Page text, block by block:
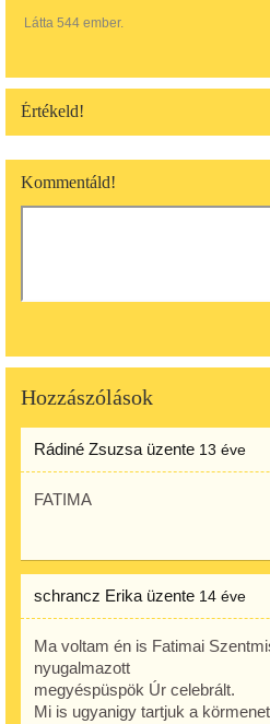
Látta 544 ember.
Értékeld!
Kommentáld!
Hozzászólások
Rádiné Zsuzsa üzente 13 éve
FATIMA
schrancz Erika üzente 14 éve
Ma voltam én is Fatimai
nyugalmazott
megyéspüspök Úr celebrált.
Mi is ugyanigy tartjuk a